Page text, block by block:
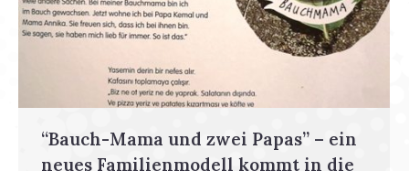
“Bauch-Mama und zwei Papas” – ein
neues Familienmodell kommt in die